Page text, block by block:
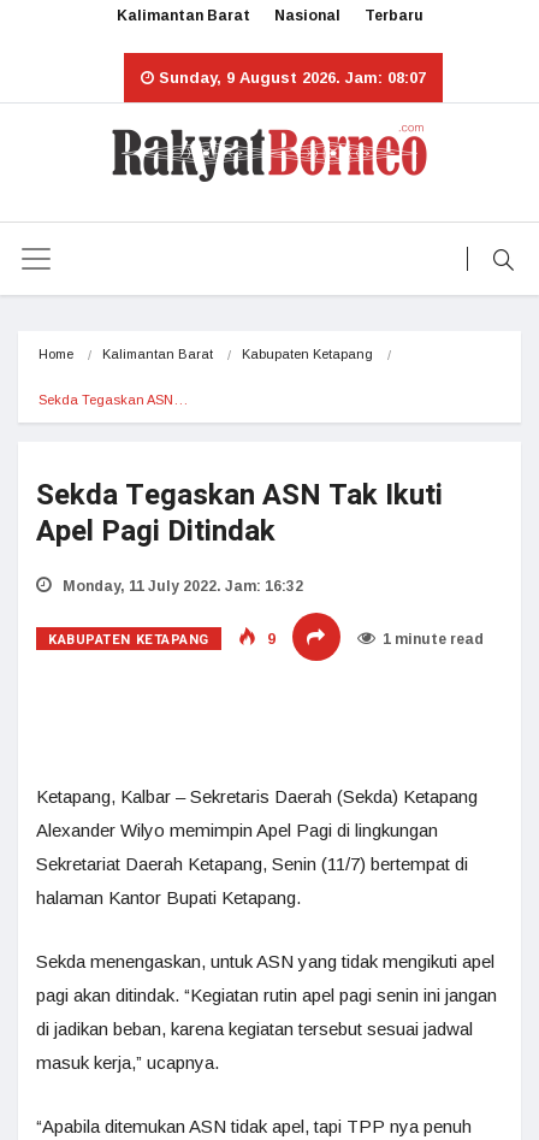
Kalimantan Barat Nasional Terbaru
Sunday, 9 August 2026. Jam: 08:07
Home Kalimantan Barat Kabupaten Ketapang
Sekda Tegaskan ASN…
Sekda Tegaskan ASN Tak Ikuti
Apel Pagi Ditindak
Monday, 11 July 2022. Jam: 16:32
KABUPATEN KETAPANG 9 1 minute read
Ketapang, Kalbar – Sekretaris Daerah (Sekda) Ketapang
Alexander Wilyo memimpin Apel Pagi di lingkungan
Sekretariat Daerah Ketapang, Senin (11/7) bertempat di
halaman Kantor Bupati Ketapang.
Sekda menengaskan, untuk ASN yang tidak mengikuti apel
pagi akan ditindak. “Kegiatan rutin apel pagi senin ini jangan
di jadikan beban, karena kegiatan tersebut sesuai jadwal
masuk kerja,” ucapnya.
“Apabila ditemukan ASN tidak apel, tapi TPP nya penuh